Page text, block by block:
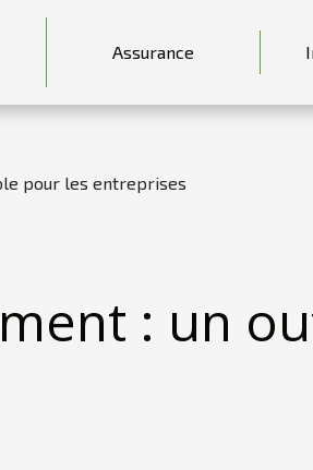
Assurance
pour les entreprises
: un